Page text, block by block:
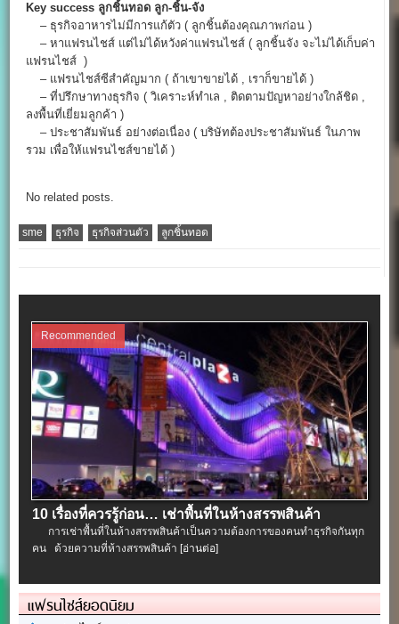
Key success ลูกชิ้นทอด ลูก-ชิ้น-จัง
– ธุรกิจอาหารไม่มีการแก้ตัว ( ลูกชิ้นต้องคุณภาพก่อน )
– หาแฟรนไชส์ แต่ไม่ได้หวังค่าแฟรนไชส์ ( ลูกชิ้นจัง จะไม่ได้เก็บค่า
แฟรนไชส์ )
– แฟรนไชส์ซีสำคัญมาก ( ถ้าเขาขายได้ , เราก็ขายได้ )
– ที่ปรึกษาทางธุรกิจ ( วิเคราะห์ทำเล , ติดตามปัญหาอย่างใกล้ชิด ,
ลงพื้นที่เยี่ยมลูกค้า )
– ประชาสัมพันธ์ อย่างต่อเนื่อง ( บริษัทต้องประชาสัมพันธ์ ในภาพ
รวม เพื่อให้แฟรนไชส์ขายได้ )
No related posts.
sme ธุรกิจ ธุรกิจส่วนตัว ลูกชิ้นทอด
Recommended
10 เรื่องที่ควรรู้ก่อน… เช่าพื้นที่ในห้างสรรพสินค้า
การเช่าพื้นที่ในห้างสรรพสินค้าเป็นความต้องการของคนทำธุรกิจกันทุก
คน ด้วยความที่ห้างสรรพสินค้า [อ่านต่อ]
แฟรนไชส์ยอดนิยม